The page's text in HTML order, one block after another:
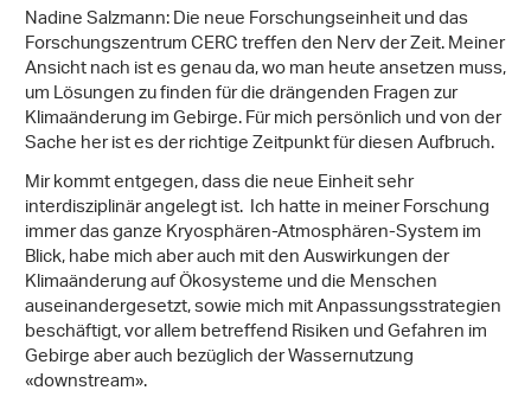
Nadine Salzmann: Die neue Forschungseinheit und das
Forschungszentrum CERC treffen den Nerv der Zeit. Meiner
Ansicht nach ist es genau da, wo man heute ansetzen muss,
um Lösungen zu finden für die drängenden Fragen zur
Klimaänderung im Gebirge. Für mich persönlich und von der
Sache her ist es der richtige Zeitpunkt für diesen Aufbruch.
Mir kommt entgegen, dass die neue Einheit sehr
interdisziplinär angelegt ist. Ich hatte in meiner Forschung
immer das ganze Kryosphären-Atmosphären-System im
Blick, habe mich aber auch mit den Auswirkungen der
Klimaänderung auf Ökosysteme und die Menschen
auseinandergesetzt, sowie mich mit Anpassungsstrategien
beschäftigt, vor allem betreffend Risiken und Gefahren im
Gebirge aber auch bezüglich der Wassernutzung
«downstream».